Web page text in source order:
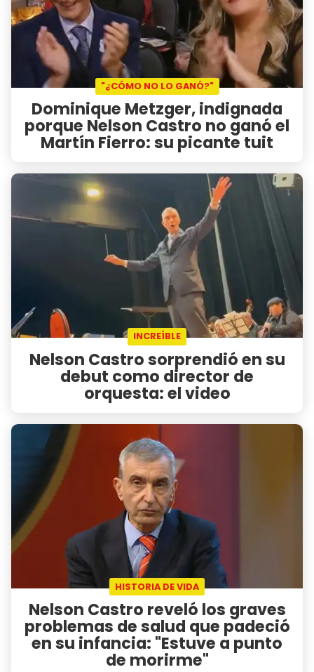
"¿CÓMO NO LO GANÓ?"
Dominique Metzger, indignada
porque Nelson Castro no ganó el
Martín Fierro: su picante tuit
INCREÍBLE
Nelson Castro sorprendió en su
debut como director de
orquesta: el video
HISTORIA DE VIDA
Nelson Castro reveló los graves
problemas de salud que padeció
en su infancia: "Estuve a punto
de morirme"